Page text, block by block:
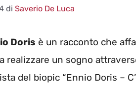
di Saverio De Luca
Doris è un racconto che
realizzare un sogno
del biopic “Ennio Doris –